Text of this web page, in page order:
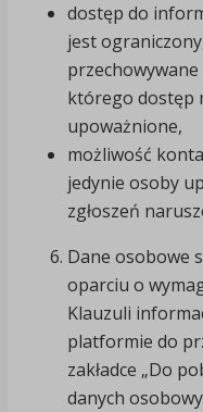
dostęp do
jest
którego dostęp
upoważnione,
możliwość
jedynie osoby
zgłoszeń
Dane osobowe
oparciu o
Klauzuli
platformie do
zakładce „Do
danych